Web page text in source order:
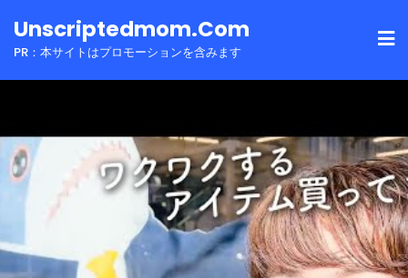
toUnscriptedmom.com
PR：本サイトはプロモーションを含みます